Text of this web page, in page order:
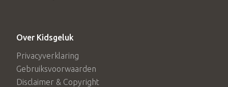
Over Kidsgeluk
Privacyverklaring
Gebruiksvoorwaarden
Disclaimer & Copyright